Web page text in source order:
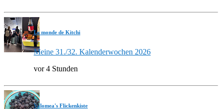
Le monde de Kitchi
Meine 31./32. Kalenderwochen 2026
vor 4 Stunden
Valomea's Flickenkiste